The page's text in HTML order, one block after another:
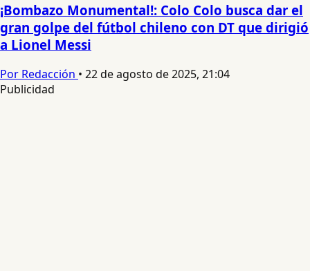
¡Bombazo Monumental!: Colo Colo busca dar el
gran golpe del fútbol chileno con DT que dirigió
a Lionel Messi
Por Redacción • 22 de agosto de 2025, 21:04
Publicidad